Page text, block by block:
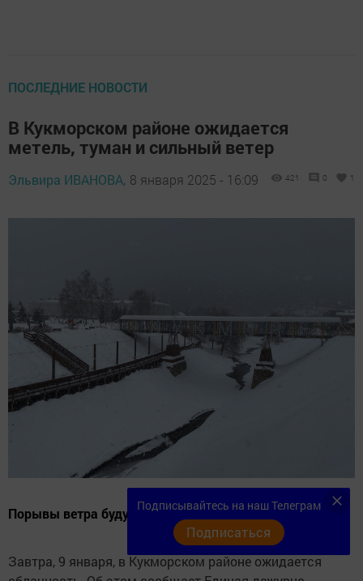
ПОСЛЕДНИЕ НОВОСТИ
В Кукморском районе ожидается
метель, туман и сильный ветер
Эльвира ИВАНОВА, 8 января 2025 - 16:09 421 0 1
Порывы ветра будут достигать 21 м/с.
Завтра, 9 января, в Кукморском районе ожидается
Подписывайтесь на наш Телеграм
Подписаться